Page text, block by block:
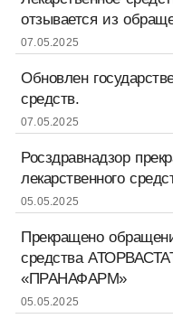
отзывается из
07.05.2025
Обновлен
средств.
07.05.2025
Росздравнадзор
лекарственного
05.05.2025
Прекращено
средства
«ПРАНАФАРМ»
05.05.2025